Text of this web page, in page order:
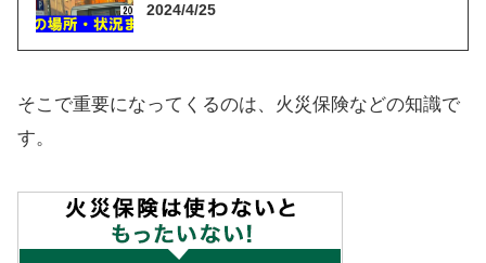
2024/4/25
そこで重要になってくるのは、火災保険などの知識で
す。